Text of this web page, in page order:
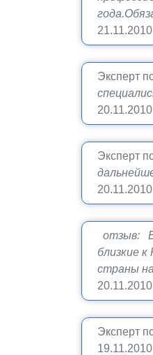
21.11.2010
Эксперт
20.11.2010
Эксперт
20.11.2010
отзыв:
близкие
страны
20.11.2010
Эксперт
19.11.2010